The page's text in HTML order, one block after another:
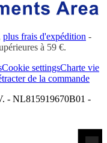
plus frais d'expédition -
à 59 €.
Cookie settingsCharte vie
de la commande
- NL815919670B01 -